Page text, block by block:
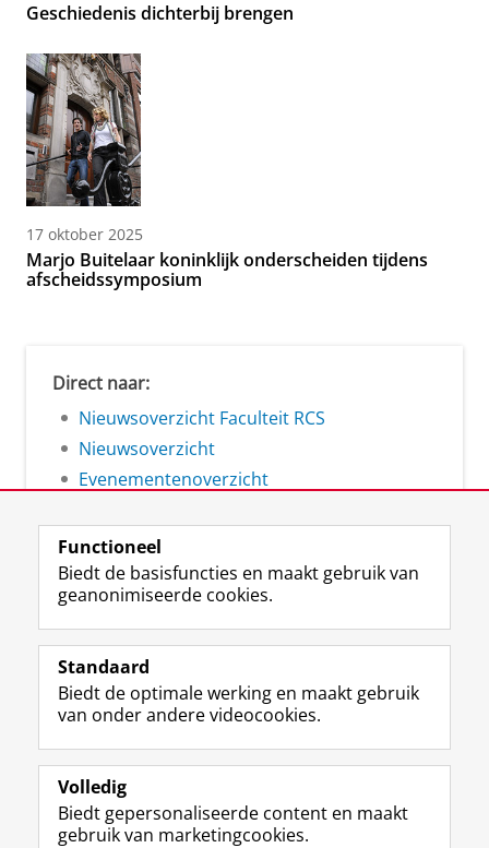
Geschiedenis dichterbij brengen
17 oktober 2025
Marjo Buitelaar koninklijk onderscheiden tijdens
afscheidssymposium
Direct naar:
Nieuwsoverzicht Faculteit RCS
Nieuwsoverzicht
Evenementenoverzicht
Volg de RUG
F
a
e
b
o
p
a
L
i
k
e
I
-
p
R
S
-
f
e
R
I
n
t
r
m
Y
o
T
e
k
Studiekiezers
Alumni
Over ons
Functioneel
Biedt de basisfuncties en maakt gebruik van
geanonimiseerde cookies.
Standaard
Biedt de optimale werking en maakt gebruik
van onder andere videocookies.
Volledig
Biedt gepersonaliseerde content en maakt
gebruik van marketingcookies.